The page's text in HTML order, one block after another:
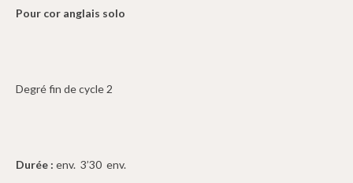
Pour cor anglais solo
Degré fin de cycle 2
Durée : env. 3’30 env.